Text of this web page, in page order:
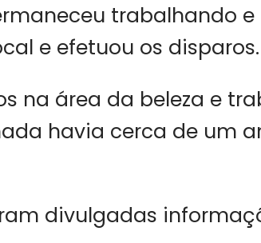
trabalhando e
e efetuou os disparos.
na área da beleza e
havia cerca de um
divulgadas